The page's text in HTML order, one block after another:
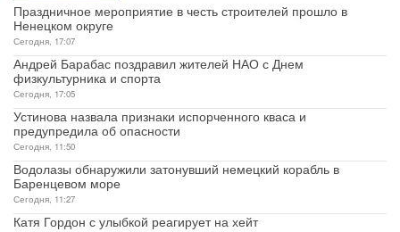
Праздничное мероприятие в честь строителей прошло в
Ненецком округе
Сегодня, 17:07
Андрей Барабас поздравил жителей НАО с Днем
физкультурника и спорта
Сегодня, 17:05
Устинова назвала признаки испорченного кваса и
предупредила об опасности
Сегодня, 11:50
Водолазы обнаружили затонувший немецкий корабль в
Баренцевом море
Сегодня, 11:27
Катя Гордон с улыбкой реагирует на хейт